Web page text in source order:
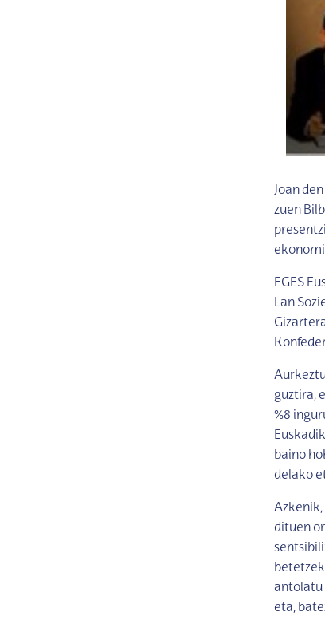
Joan
zuen
EGES
Lan
guztira,
%8
baino
delako
Azkenik,
dituen
antolatu
eta,